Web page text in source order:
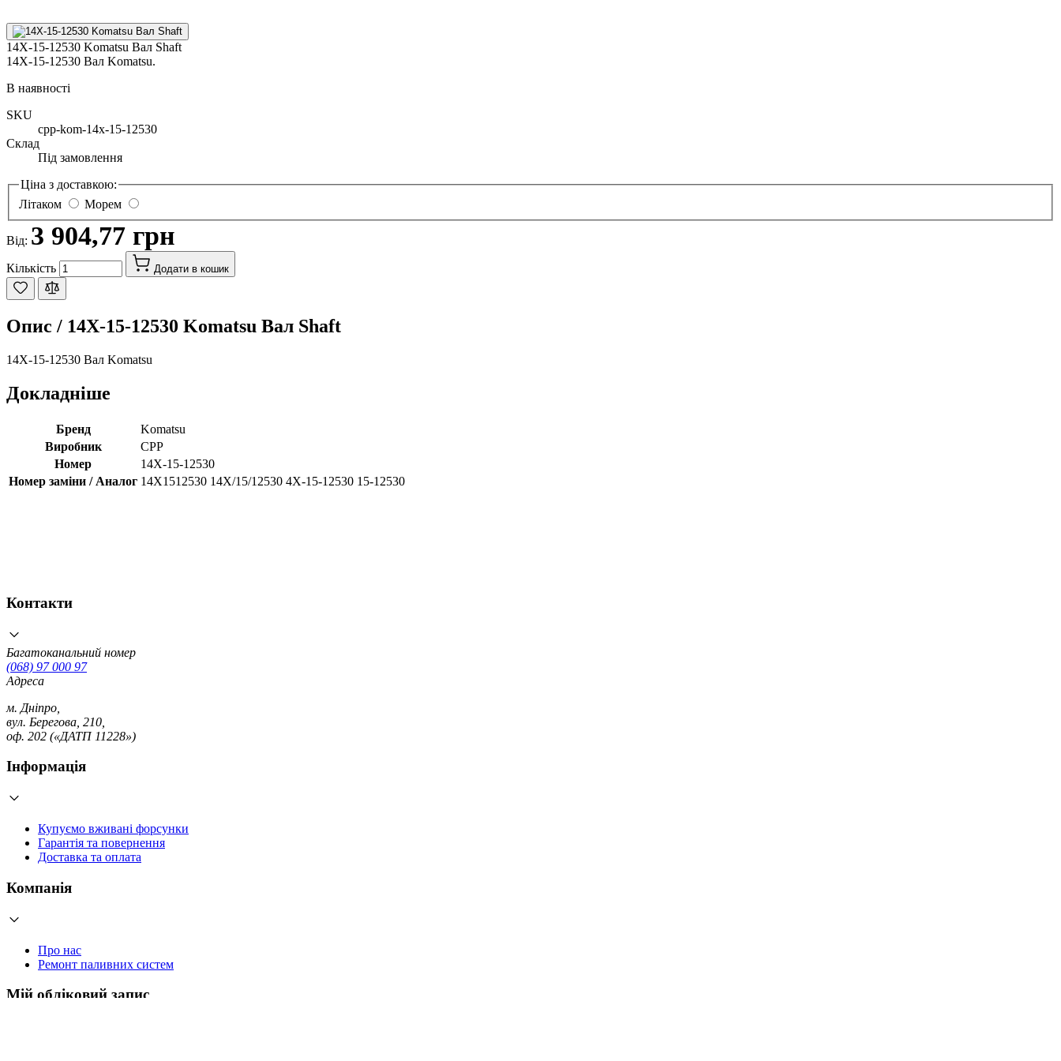
14X-15-12530 Komatsu Вал Shaft
14X-15-12530 Вал Komatsu.
В наявності
SKU
cpp-kom-14x-15-12530
Склад
Під замовлення
Ціна з доставкою:
Літаком
Морем
Від: 3 904,77 грн
Кількість Додати в кошик
Опис / 14X-15-12530 Komatsu Вал Shaft
14X-15-12530 Вал Komatsu
Докладніше
Бренд
Komatsu
Виробник
CPP
Номер
14X-15-12530
Номер заміни / Аналог 14X1512530 14X/15/12530 4X-15-12530 15-12530
Контакти
Багатоканальний номер
(068) 97 000 97
Адреса
м. Дніпро,
вул. Берегова, 210,
оф. 202 («ДАТП 11228»)
Інформація
Купуємо вживані форсунки
Гарантія та повернення
Доставка та оплата
Компанія
Про нас
Ремонт паливних систем
Мій обліковий запис